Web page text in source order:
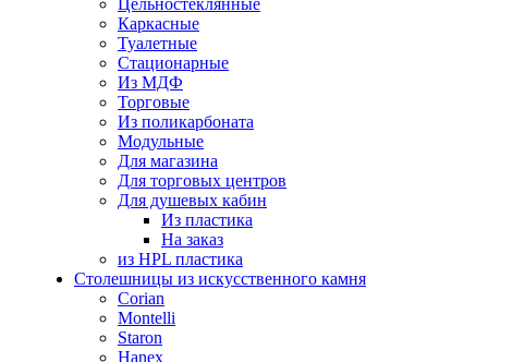
Цельностеклянные
Каркасные
Туалетные
Стационарные
Из МДФ
Торговые
Из поликарбоната
Модульные
Для магазина
Для торговых центров
Для душевых кабин
Из пластика
На заказ
из HPL пластика
Столешницы из искусственного камня
Corian
Montelli
Staron
Hanex